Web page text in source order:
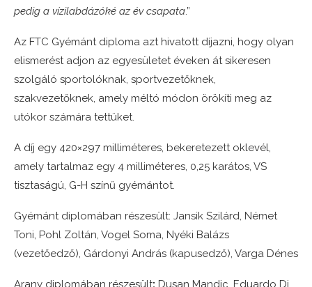
pedig a vízilabdázóké az év csapata.”
Az FTC Gyémánt diploma azt hivatott díjazni, hogy olyan
elismerést adjon az egyesületet éveken át sikeresen
szolgáló sportolóknak, sportvezetőknek,
szakvezetőknek, amely méltó módon örökíti meg az
utókor számára tettüket.
A díj egy 420×297 milliméteres, bekeretezett oklevél,
amely tartalmaz egy 4 milliméteres, 0,25 karátos, VS
tisztaságú, G-H színű gyémántot.
Gyémánt diplomában részesült: Jansik Szilárd, Német
Toni, Pohl Zoltán, Vogel Soma, Nyéki Balázs
(vezetőedző), Gárdonyi András (kapusedző), Varga Dénes
Arany diplomában részesült: Dusan Mandic, Eduardo Di